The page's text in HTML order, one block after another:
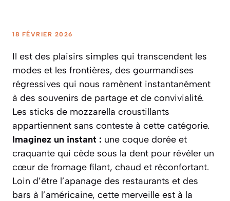
18 FÉVRIER 2026
Il est des plaisirs simples qui transcendent les
modes et les frontières, des gourmandises
régressives qui nous ramènent instantanément
à des souvenirs de partage et de convivialité.
Les sticks de mozzarella croustillants
appartiennent sans conteste à cette catégorie.
Imaginez un instant : une coque dorée et
craquante qui cède sous la dent pour révéler un
cœur de fromage filant, chaud et réconfortant.
Loin d’être l’apanage des restaurants et des
bars à l’américaine, cette merveille est à la